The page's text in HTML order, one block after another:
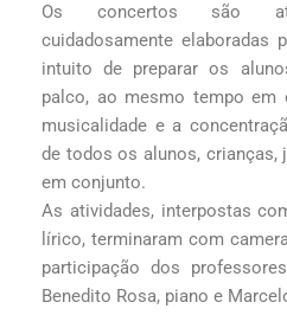
Os concertos são
cuidadosamente elaboradas
intuito de preparar os
palco, ao mesmo tempo em
musicalidade e a
de todos os alunos, crianças,
em conjunto.
As atividades, interpostas
lírico, terminaram com
participação dos
Benedito Rosa, piano e